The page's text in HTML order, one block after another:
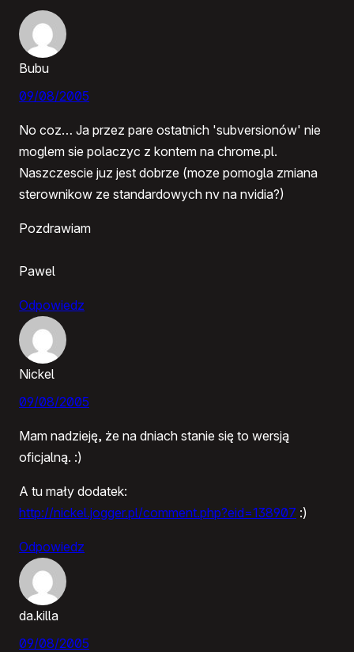
Bubu
09/08/2005
No coz… Ja przez pare ostatnich 'subversionów' nie
moglem sie polaczyc z kontem na chrome.pl.
Naszczescie juz jest dobrze (moze pomogla zmiana
sterownikow ze standardowych nv na nvidia?)
Pozdrawiam
Pawel
Odpowiedz
Nickel
09/08/2005
Mam nadzieję, że na dniach stanie się to wersją
oficjalną. :)
A tu mały dodatek:
http://nickel.jogger.pl/comment.php?eid=138907 :)
Odpowiedz
da.killa
09/08/2005